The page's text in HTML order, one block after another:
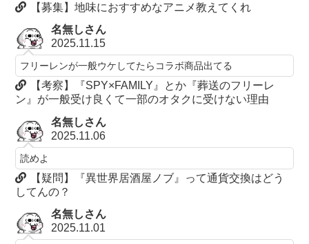
【募集】地味におすすめなアニメ教えてくれ
名無しさん
2025.11.15
フリーレンが一般ウケしてたらコラボ商品出てる
【考察】『SPY×FAMILY』とか『葬送のフリーレ
ン』が一般受け良くて一部のオタクに受けない理由
名無しさん
2025.11.06
読めよ
【疑問】『異世界居酒屋ノブ』って通貨交換はどう
してんの？
名無しさん
2025.11.01